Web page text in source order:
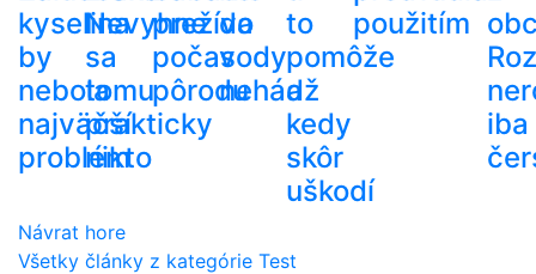
kyselina
by
nebola
najväčší
problém
Nevyhne
sa
tomu
prakticky
nikto
prežíva
počas
pôrodu
do
vody
nehádž
to
pomôže
a
kedy
skôr
uškodí
použitím
iba
Návrat hore
Všetky články z kategórie Test